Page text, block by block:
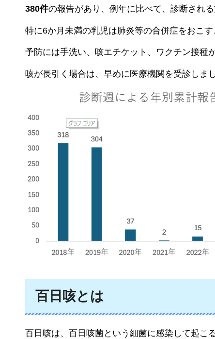
380件の報告があり、例年に比べて、診断される
特に6か月未満の乳児は肺炎等の合併症をおこ
予防には手洗い、咳エチケット、ワクチン接種
咳が長引く場合は、早めに医療機関を受診しまし
百日咳とは
百日咳は、百日咳菌という細菌に感染して起こ